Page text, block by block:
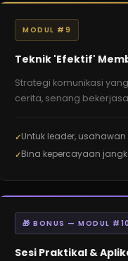
MODUL #9
Teknik 'Efektif'
Strategi komunikasi
cerita, senang
Untuk leader,
Bina kepercayaan
🎁 BONUS — MODUL #10
Sesi Praktikal &